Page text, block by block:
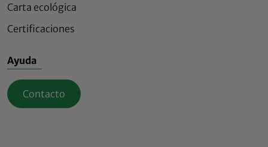
Carta ecológica
Certificaciones
Ayuda
Contacto